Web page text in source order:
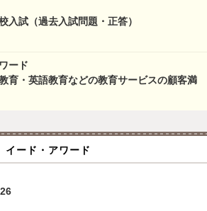
入試（過去入試問題・正答）
ード
教育・英語教育などの教育サービスの顧客満
イード・アワード